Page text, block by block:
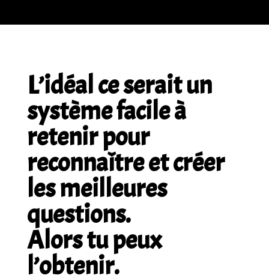
L’idéal ce serait un
système facile à
retenir pour
reconnaître et créer
les meilleures
questions.
Alors tu peux
l’obtenir.